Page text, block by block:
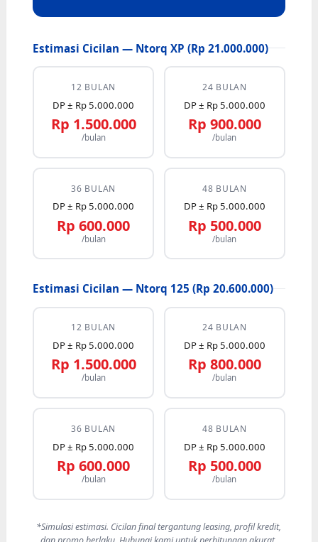
Estimasi Cicilan — Ntorq XP (Rp 21.000.000)
12 BULAN
DP ± Rp 5.000.000
Rp 1.500.000
/bulan
24 BULAN
DP ± Rp 5.000.000
Rp 900.000
/bulan
36 BULAN
DP ± Rp 5.000.000
Rp 600.000
/bulan
48 BULAN
DP ± Rp 5.000.000
Rp 500.000
/bulan
Estimasi Cicilan — Ntorq 125 (Rp 20.600.000)
12 BULAN
DP ± Rp 5.000.000
Rp 1.500.000
/bulan
24 BULAN
DP ± Rp 5.000.000
Rp 800.000
/bulan
36 BULAN
DP ± Rp 5.000.000
Rp 600.000
/bulan
48 BULAN
DP ± Rp 5.000.000
Rp 500.000
/bulan
*Simulasi estimasi. Cicilan final tergantung leasing, profil kredit,